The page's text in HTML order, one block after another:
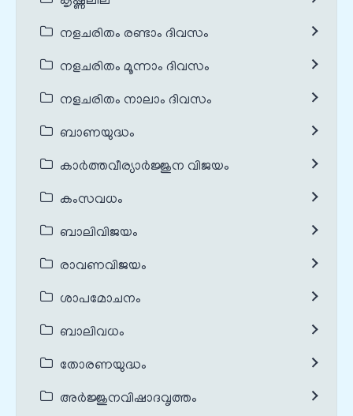
നളചരിതം രണ്ടാം ദിവസം
നളചരിതം മൂന്നാം ദിവസം
നളചരിതം നാലാം ദിവസം
ബാണയുദ്ധം
കാർത്തവീര്യാർജ്ജുന വിജയം
കംസവധം
ബാലിവിജയം
രാവണവിജയം
ശാപമോചനം
ബാലിവധം
തോരണയുദ്ധം
അർജ്ജുനവിഷാദവൃത്തം